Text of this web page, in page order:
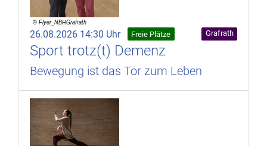
26.08.2026 14:30 Uhr Freie Plätze Grafrath
Sport trotz(t) Demenz
Bewegung ist das Tor zum Leben